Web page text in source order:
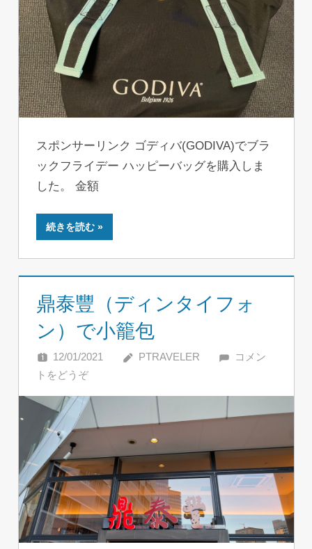
スポンサーリンク ゴディバ(GODIVA)でブラ
ックフライデー ハッピーバッグを購入しま
した。 金額
続きを読む
鼎泰豐（ディンタイフォ
ン）で小籠包
12/01/2021 PTRAVELER
コメン
トをどうぞ